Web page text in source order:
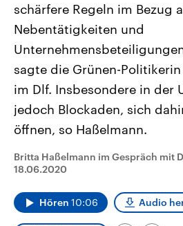
Landtagswahl Sachsen-Anhalt
2026
Alle Informationen
Sachsen-Anhalt wählt am 6.
September 2026 einen neuen
Landtag. Seit 2021 wird das
Bundesland von einer Koalition aus
Umfragen, Prognosen,
Wahlprogramme, aktuelle Berichte
und Hintergründe zu den Parteien
Wahl.
Sendungen Programm
Audio-Archiv
schärfere Regeln im Bezug
Nebentätigkeiten und
sagte die Grünen-
im Dlf. Insbesondere in der
jedoch Blockaden, sich
öffnen, so Haßelmann.
Britta Haßelmann im Gespräch mit
18.06.2020
Hören 10:06 Audio